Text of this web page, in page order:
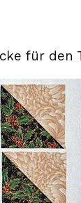
für den